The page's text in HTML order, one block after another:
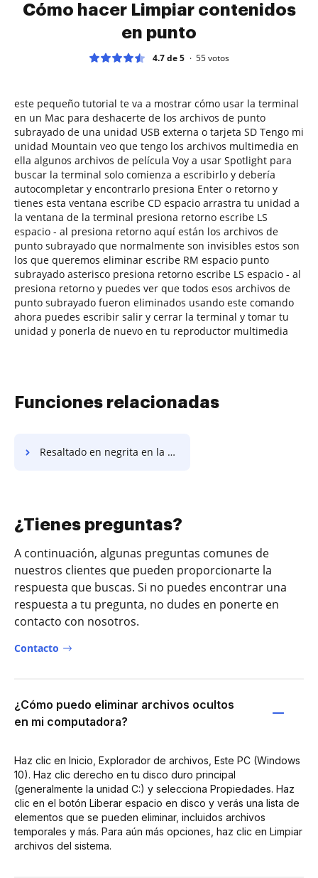
Cómo hacer Limpiar contenidos
en punto
4.7 de 5 55votos
este pequeño tutorial te va a mostrar cómo usar la terminal
en un Mac para deshacerte de los archivos de punto
subrayado de una unidad USB externa o tarjeta SD Tengo mi
unidad Mountain veo que tengo los archivos multimedia en
ella algunos archivos de película Voy a usar Spotlight para
buscar la terminal solo comienza a escribirlo y debería
autocompletar y encontrarlo presiona Enter o retorno y
tienes esta ventana escribe CD espacio arrastra tu unidad a
la ventana de la terminal presiona retorno escribe LS
espacio - al presiona retorno aquí están los archivos de
punto subrayado que normalmente son invisibles estos son
los que queremos eliminar escribe RM espacio punto
subrayado asterisco presiona retorno escribe LS espacio - al
presiona retorno y puedes ver que todos esos archivos de
punto subrayado fueron eliminados usando este comando
ahora puedes escribir salir y cerrar la terminal y tomar tu
unidad y ponerla de nuevo en tu reproductor multimedia
Funciones relacionadas
Resaltado en negrita en la Plantilla de Acuerdo de Agencia de Ventas
¿Tienes preguntas?
A continuación, algunas preguntas comunes de
nuestros clientes que pueden proporcionarte la
respuesta que buscas. Si no puedes encontrar una
respuesta a tu pregunta, no dudes en ponerte en
contacto con nosotros.
Contacto
¿Cómo puedo eliminar archivos ocultos
en mi computadora?
Haz clic en Inicio, Explorador de archivos, Este PC (Windows
10). Haz clic derecho en tu disco duro principal
(generalmente la unidad C:) y selecciona Propiedades. Haz
clic en el botón Liberar espacio en disco y verás una lista de
elementos que se pueden eliminar, incluidos archivos
temporales y más. Para aún más opciones, haz clic en Limpiar
archivos del sistema.